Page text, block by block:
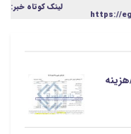
لینک کوتاه خبر:
https://